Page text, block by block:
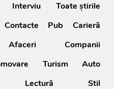
Interviu
Toate știrile
Contacte Pub
Carieră
Afaceri
Companii
Turism
Auto
Lectură Stil